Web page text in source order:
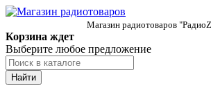
Магазин радиотоваров
Корзина ждет
Выберите любое предложение
Найти